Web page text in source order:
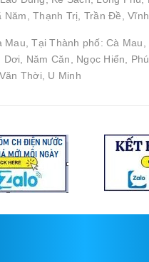
Năm, Thạnh Trị, Trần Đề, Vĩnh
Mau, Tại Thành phố: Cà Mau,
Năm Căn, Ngọc Hiển,
Thời, U Minh